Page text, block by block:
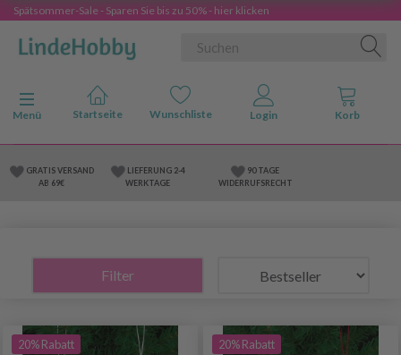
Spätsommer-Sale - Sparen Sie bis zu 50% - hier klicken
Anzeige ändern
Menü
GRATIS VERSAND
AB 69€
LIEFERUNG 2-4
WERKTAGE
90 TAGE
WIDERRUFSRECHT
Filter
20% Rabatt 20% Rabatt